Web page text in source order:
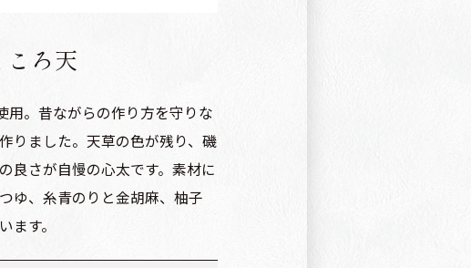
ろ天
用。昔ながらの作り方を守りな
りました。天草の色が残り、磯
良さが自慢の心太です。素材に
ゆ、糸青のりと金胡麻、柚子
ます。